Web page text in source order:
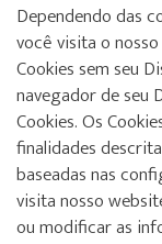
Dependendo das
você visita o
Cookies sem seu
navegador de seu
Cookies. Os
finalidades
baseadas nas
visita nosso
ou modificar as